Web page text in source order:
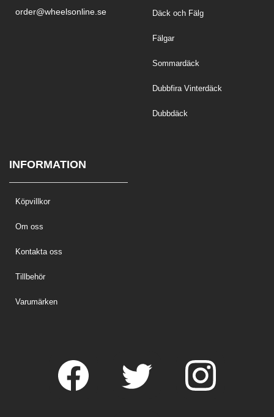
order@wheelsonline.se Däck och Fälg
Fälgar
Sommardäck
Dubbfira Vinterdäck
Dubbdäck
INFORMATION
Köpvillkor
Om oss
Kontakta oss
Tillbehör
Varumärken